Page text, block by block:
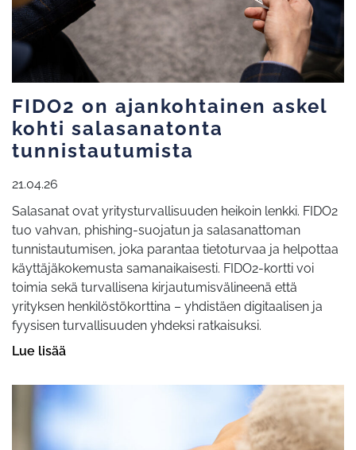
FIDO2 on ajankohtainen askel
kohti salasanatonta
tunnistautumista
21.04.26
Salasanat ovat yritysturvallisuuden heikoin lenkki. FIDO2
tuo vahvan, phishing-suojatun ja salasanattoman
tunnistautumisen, joka parantaa tietoturvaa ja helpottaa
käyttäjäkokemusta samanaikaisesti. FIDO2-kortti voi
toimia sekä turvallisena kirjautumisvälineenä että
yrityksen henkilöstökorttina – yhdistäen digitaalisen ja
fyysisen turvallisuuden yhdeksi ratkaisuksi.
Lue lisää